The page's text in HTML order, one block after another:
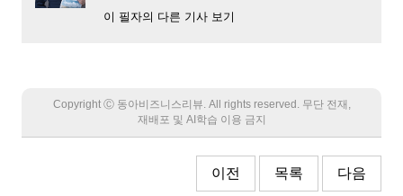
이 필자의 다른 기사 보기
Copyright Ⓒ 동아비즈니스리뷰. All rights reserved. 무단 전재,
재배포 및 AI학습 이용 금지
이전 목록 다음